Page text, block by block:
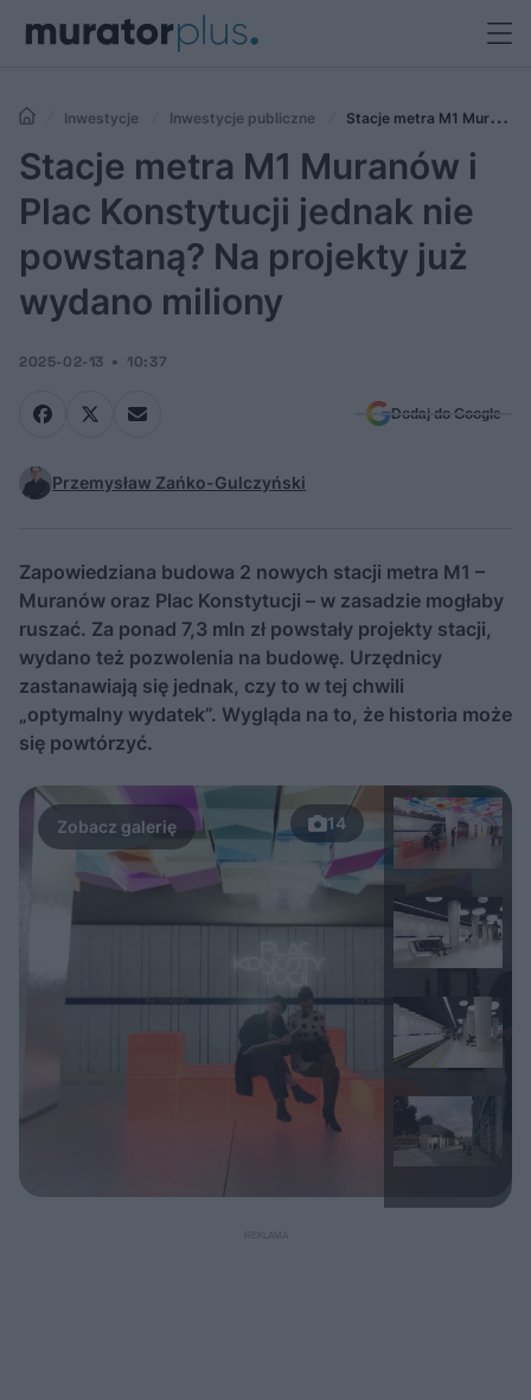
Inwestycje Inwestycje publiczne
Stacje metra M1 Muranów
i Plac Konstytucji jednak nie powstaną? Na projekty już wydano miliony
Stacje metra M1 Muranów i
Plac Konstytucji jednak nie
powstaną? Na projekty już
wydano miliony
2025-02-13 10:37
Dodaj do Google
Przemysław Zańko-Gulczyński
Zapowiedziana budowa 2 nowych stacji metra M1 –
Muranów oraz Plac Konstytucji – w zasadzie mogłaby
ruszać. Za ponad 7,3 mln zł powstały projekty stacji,
wydano też pozwolenia na budowę. Urzędnicy
zastanawiają się jednak, czy to w tej chwili
„optymalny wydatek”. Wygląda na to, że historia może
się powtórzyć.
14